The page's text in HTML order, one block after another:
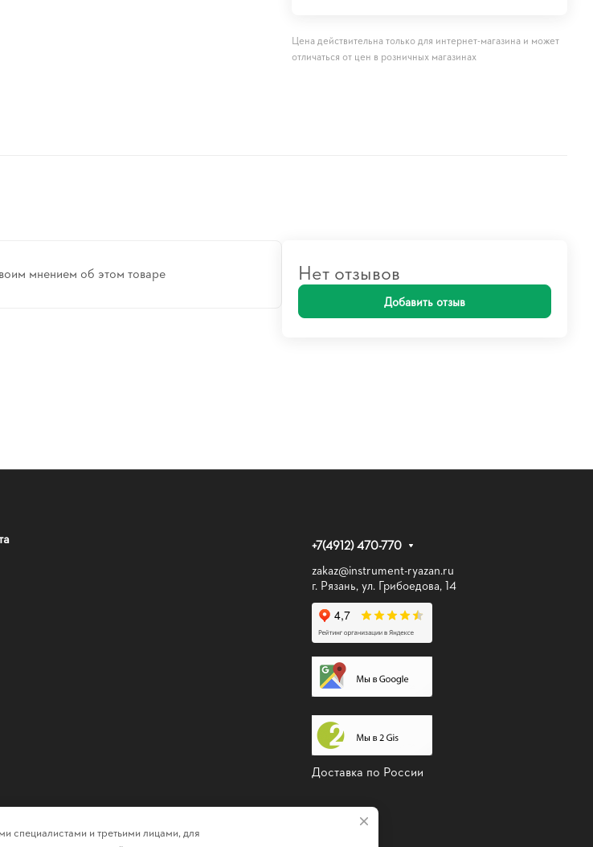
Цена действительна только для интернет-магазина и может
отличаться от цен в розничных магазинах
мнением об этом товаре Нет отзывов
Добавить отзыв
+7(4912) 470-770
zakaz@instrument-ryazan.ru
г. Рязань, ул. Грибоедова, 14
Доставка по России
и третьими лицами, для